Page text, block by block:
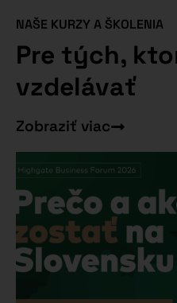
NAŠE KURZY A ŠKOLENIA
Pre tých,
vzdelávať
Zobraziť viac